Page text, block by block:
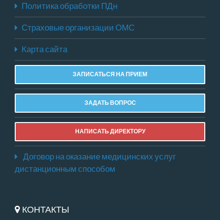
Политика обработки ПДн
Страховые организации ОМС
Карта сайта
ЗАПИСАТЬСЯ НА ПРИЕМ
ЗАДАТЬ ВОПРОС
НАПИСАТЬ ДИРЕКТОРУ
Договор на оказание медицинских услуг
дистанционным способом
КОНТАКТЫ